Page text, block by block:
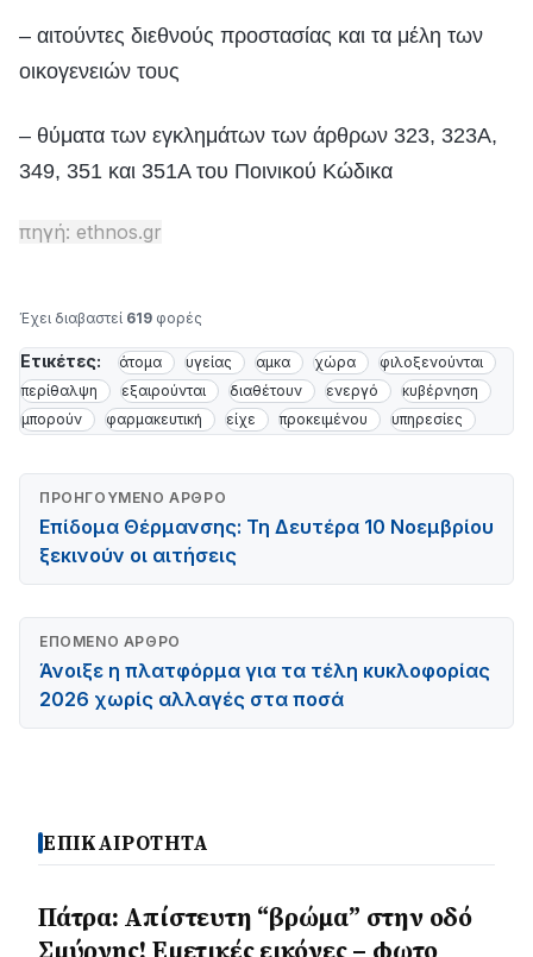
– αιτούντες διεθνούς προστασίας και τα μέλη των
οικογενειών τους
– θύματα των εγκλημάτων των άρθρων 323, 323Α,
349, 351 και 351Α του Ποινικού Κώδικα
πηγή: ethnos.gr
Έχει διαβαστεί 619 φορές
Ετικέτες: άτομα υγείας αμκα χώρα
φιλοξενούνται
περίθαλψη
εξαιρούνται διαθέτουν ενεργό
κυβέρνηση
μπορούν
φαρμακευτική είχε προκειμένου υπηρεσίες
ΠΡΟΗΓΟΎΜΕΝΟ ΆΡΘΡΟ
Eπίδομα Θέρμανσης: Τη Δευτέρα 10 Νοεμβρίου
ξεκινούν οι αιτήσεις
ΕΠΌΜΕΝΟ ΆΡΘΡΟ
Άνοιξε η πλατφόρμα για τα τέλη κυκλοφορίας
2026 χωρίς αλλαγές στα ποσά
ΕΠΙΚΑΙΡΟΤΗΤΑ
Πάτρα: Απίστευτη “βρώμα” στην οδό